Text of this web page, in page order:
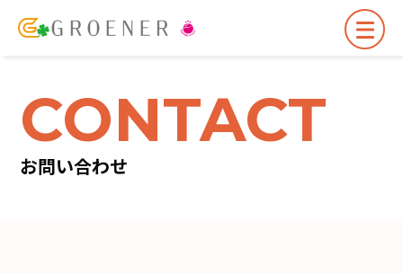
CONTACT
お問い合わせ